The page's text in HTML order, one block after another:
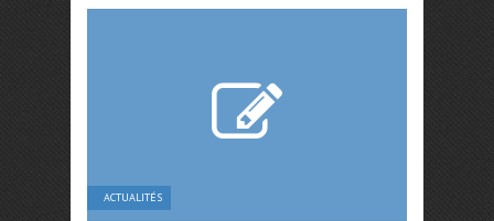
ACTUALITÉS